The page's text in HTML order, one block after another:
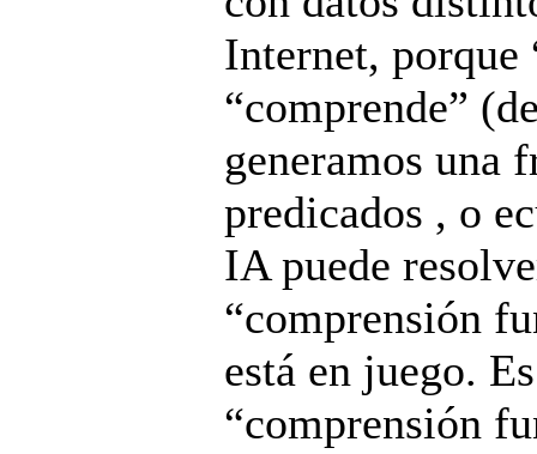
Internet, porque
“comprende”
generamos una
predicados , o
IA puede
“comprensión
está en juego.
“comprensión